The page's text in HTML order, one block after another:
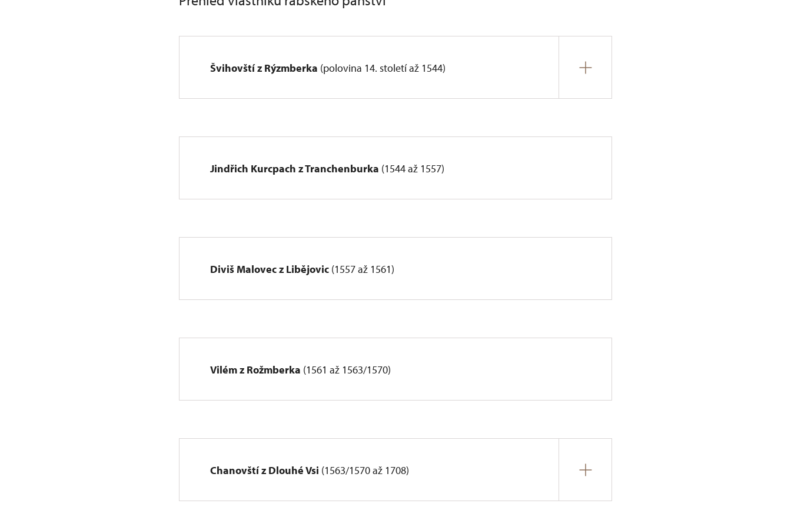
Švihovští z Rýzmberka (polovina 14. století až 1544)
Vilém mladší z Rýzmberka (1450–1479)
Vilém a Břetislav Švihovští z Rýzmberka (1505–1544)
Jindřich Kurcpach z Tranchenburka (1544 až 1557)
Diviš Malovec z Libějovic (1557 až 1561)
Vilém z Rožmberka (1561 až 1563/1570)
Chanovští z Dlouhé Vsi (1563/1570 až 1708)